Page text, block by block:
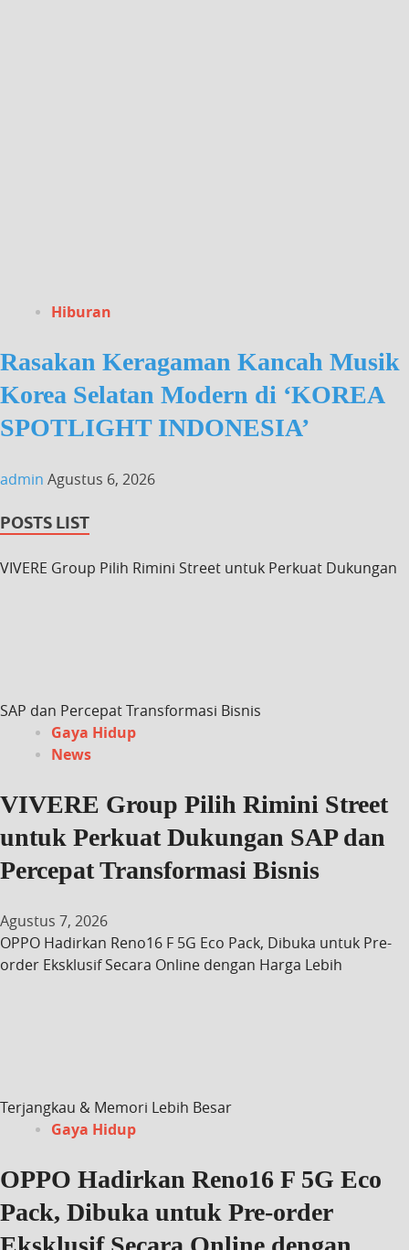
Hiburan
Rasakan Keragaman Kancah Musik
Korea Selatan Modern di ‘KOREA
SPOTLIGHT INDONESIA’
admin Agustus 6, 2026
POSTS LIST
VIVERE Group Pilih Rimini Street untuk Perkuat Dukungan
SAP dan Percepat Transformasi Bisnis
Gaya Hidup
News
VIVERE Group Pilih Rimini Street
untuk Perkuat Dukungan SAP dan
Percepat Transformasi Bisnis
Agustus 7, 2026
OPPO Hadirkan Reno16 F 5G Eco Pack, Dibuka untuk Pre-
order Eksklusif Secara Online dengan Harga Lebih
Terjangkau & Memori Lebih Besar
Gaya Hidup
OPPO Hadirkan Reno16 F 5G Eco
Pack, Dibuka untuk Pre-order